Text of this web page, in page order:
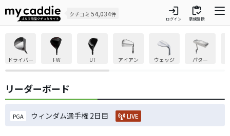
クチコミ 54,034件 login
ログイン
inventory
新規登録
ドライバー FW UT アイアン ウェッジ パター
リーダーボード
PGA ウィンダム選手権 2日目 LIVE